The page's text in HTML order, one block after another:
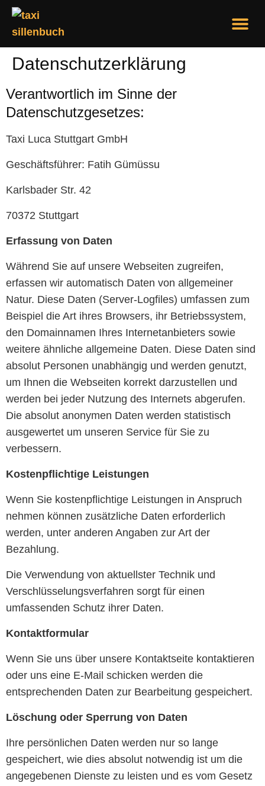
Datenschutzerklärung
Verantwortlich im Sinne der
Datenschutzgesetzes:
Taxi Luca Stuttgart GmbH
Geschäftsführer: Fatih Gümüssu
Karlsbader Str. 42
70372 Stuttgart
Erfassung von Daten
Während Sie auf unsere Webseiten zugreifen,
erfassen wir automatisch Daten von allgemeiner
Natur. Diese Daten (Server-Logfiles) umfassen zum
Beispiel die Art ihres Browsers, ihr Betriebssystem,
den Domainnamen Ihres Internetanbieters sowie
weitere ähnliche allgemeine Daten. Diese Daten sind
absolut Personen unabhängig und werden genutzt,
um Ihnen die Webseiten korrekt darzustellen und
werden bei jeder Nutzung des Internets abgerufen.
Die absolut anonymen Daten werden statistisch
ausgewertet um unseren Service für Sie zu
verbessern.
Kostenpflichtige Leistungen
Wenn Sie kostenpflichtige Leistungen in Anspruch
nehmen können zusätzliche Daten erforderlich
werden, unter anderen Angaben zur Art der
Bezahlung.
Die Verwendung von aktuellster Technik und
Verschlüsselungsverfahren sorgt für einen
umfassenden Schutz ihrer Daten.
Kontaktformular
Wenn Sie uns über unsere Kontaktseite kontaktieren
oder uns eine E-Mail schicken werden die
entsprechenden Daten zur Bearbeitung gespeichert.
Löschung oder Sperrung von Daten
Ihre persönlichen Daten werden nur so lange
gespeichert, wie dies absolut notwendig ist um die
angegebenen Dienste zu leisten und es vom Gesetz